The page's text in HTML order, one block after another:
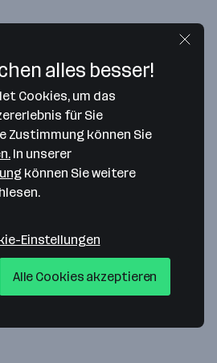
ich 3D-Artist*in?
Beruf der 3D-Artist*in ein
Computertechnik sowie
es auch spezifische
nur mit Animation und Game-
alles besser!
Cookies, um das
für Sie
Zustimmung können Sie
In unserer
können Sie weitere
Einstellungen
Alle Cookies akzeptieren